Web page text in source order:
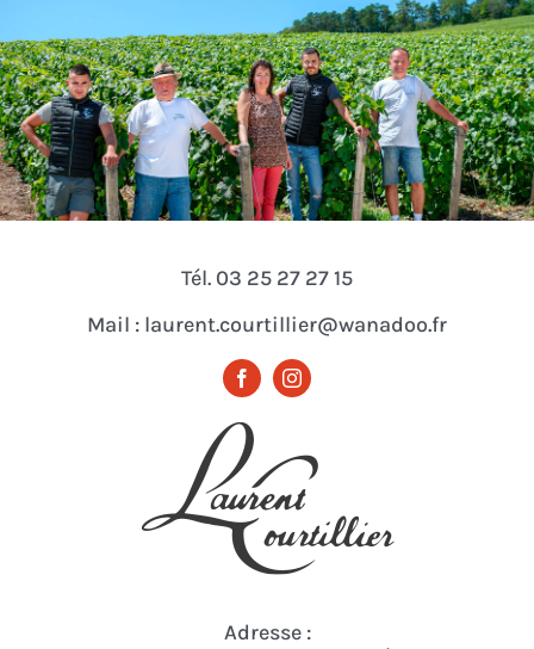
Tél. 03 25 27 27 15
Mail : laurent.courtillier@wanadoo.fr
Adresse :